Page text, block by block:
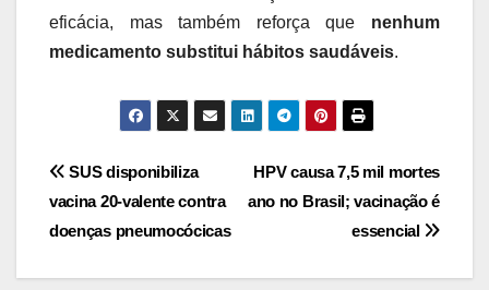
eficácia, mas também reforça que nenhum
medicamento substitui hábitos saudáveis.
Navegação
de
Post
HPV causa 7,5 mil mortes
ano no Brasil; vacinação é
essencial
SUS disponibiliza
vacina 20-valente contra
doenças pneumocócicas